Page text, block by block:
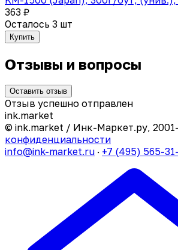
363 ₽
Осталось 3 шт
Купить
Отзывы и вопросы
Оставить отзыв
Отзыв успешно отправлен
ink.market
© ink.market / Инк-Маркет.ру,
конфиденциальности
info@ink-market.ru · +7 (495) 565-